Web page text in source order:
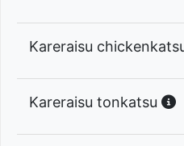
Kareraisu
Kareraisu tonkatsu